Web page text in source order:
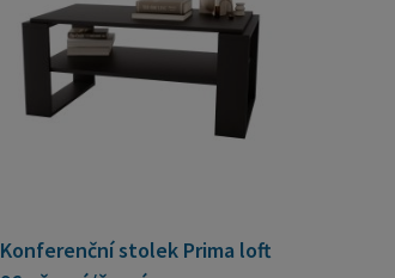
Konferenční stolek Prima loft